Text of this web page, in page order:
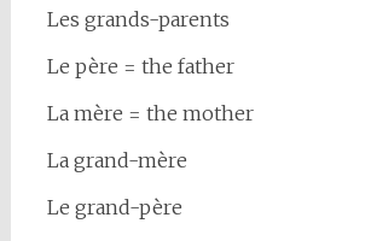
Les grands-parents
Le père = the father
La mère = the mother
La grand-mère
Le grand-père